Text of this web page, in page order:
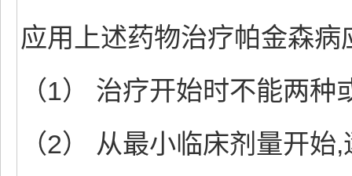
应用上述药物治疗帕金森
（1） 治疗开始时不能两
（2） 从最小临床剂量开